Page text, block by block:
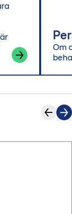
Om